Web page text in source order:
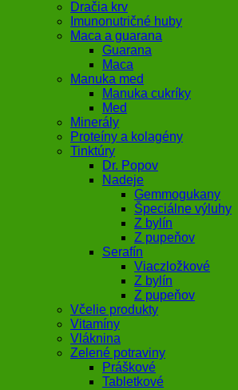
Dračia krv
Imunonutričné huby
Maca a guarana
Guarana
Maca
Manuka med
Manuka cukríky
Med
Minerály
Proteíny a kolagény
Tinktúry
Dr. Popov
Nadeje
Gemmogukany
Špeciálne výluhy
Z bylín
Z pupeňov
Serafín
Viaczložkové
Z bylín
Z pupeňov
Včelie produkty
Vitamíny
Vláknina
Zelené potraviny
Práškové
Tabletkové